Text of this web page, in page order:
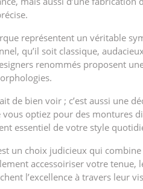
représentent un véritable
qu’il soit classique,
renommés proposent
de bien voir ; c’est aussi une
optiez pour des montures
essentiel de votre style
un choix judicieux qui
accessoiriser votre tenue,
l’excellence à travers leur